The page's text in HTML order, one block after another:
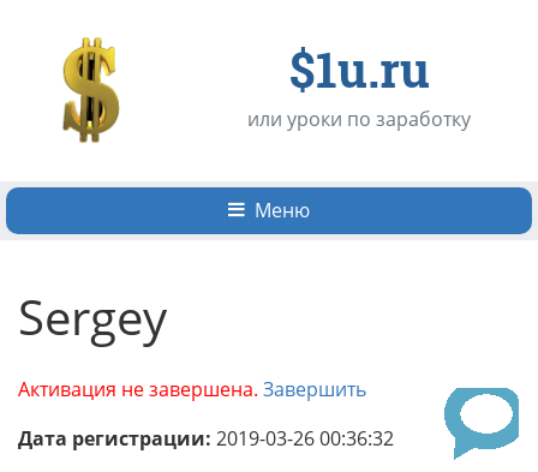
$1u.ru
или уроки по заработку
Меню
Sergey
Активация не завершена. Завершить
Дата регистрации: 2019-03-26 00:36:32